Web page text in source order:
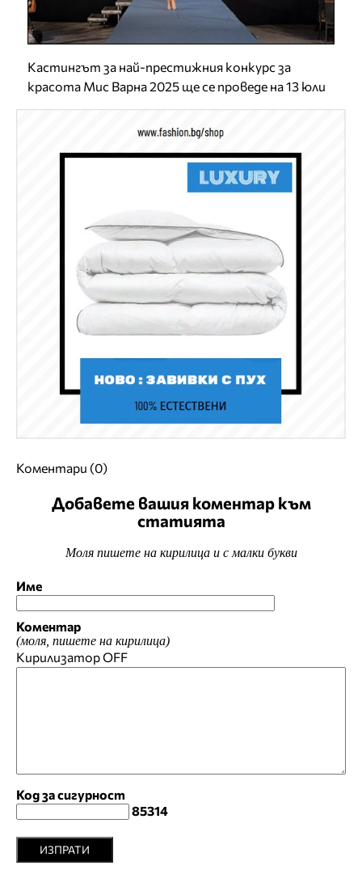
Кастингът за най-престижния конкурс за
красота Мис Варна 2025 ще се проведе на 13 юли
Коментари (0)
Добавете вашия коментар към
статията
Моля пишете на кирилица и с малки букви
Име
Коментар
(моля, пишете на кирилица)
КирилизаторOFF
Код за сигурност
85314
ИЗПРАТИ